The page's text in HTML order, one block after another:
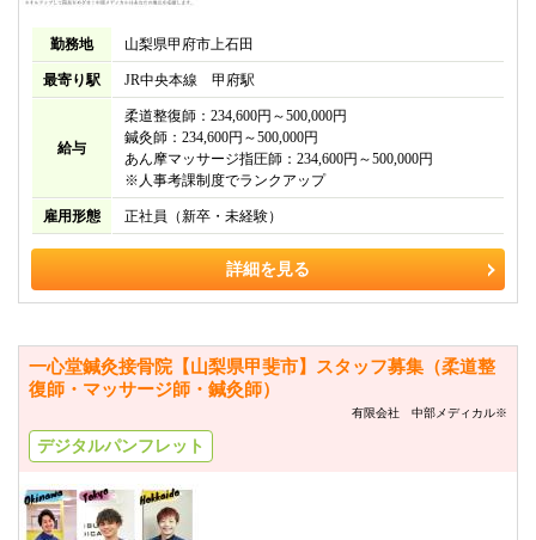
詳細を見る
勤務地 山梨県甲府市上石田
最寄り駅 JR中央本線 甲府駅
給与
柔道整復師：234,600円～500,000円
鍼灸師：234,600円～500,000円
あん摩マッサージ指圧師：234,600円～500,000円
※人事考課制度でランクアップ
雇用形態 正社員（新卒・未経験）
一心堂鍼灸接骨院【山梨県甲斐市】スタッフ募集（柔道整
復師・マッサージ師・鍼灸師）
有限会社 中部メディカル※
デジタルパンフレット